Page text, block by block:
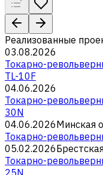
Реализованные
03.08.2026
Токарно-
TL-10F
04.06.2026
Токарно-
30N
04.06.2026Минская
Токарно-
05.02.2026
Токарно-
25N